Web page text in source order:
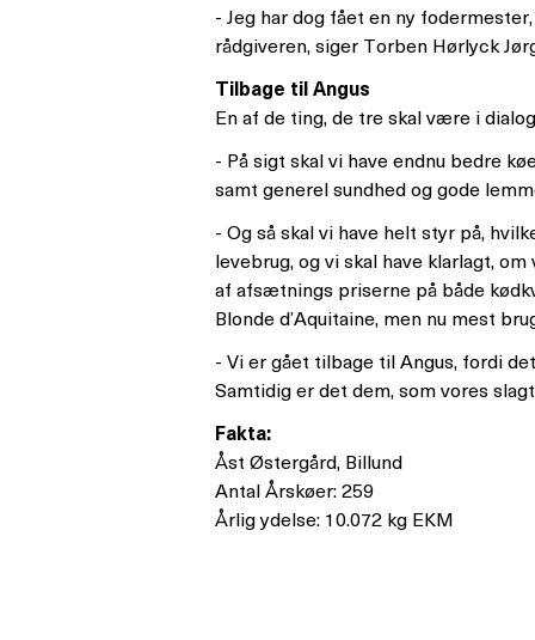
- Jeg har dog fået en ny
rådgiveren, siger Torben Hørlyck
Tilbage til Angus
En af de ting, de tre skal være i
- På sigt skal vi have endnu bedre
samt generel sundhed og gode
- Og så skal vi have helt styr på,
levebrug, og vi skal have klarlagt,
af afsætnings priserne på både
Blonde d’Aquitaine, men nu mest
- Vi er gået tilbage til Angus, fordi
Samtidig er det dem, som vores
Fakta:
Åst Østergård, Billund
Antal Årskøer: 259
Årlig ydelse: 10.072 kg EKM